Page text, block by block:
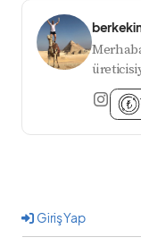
Giriş Yap